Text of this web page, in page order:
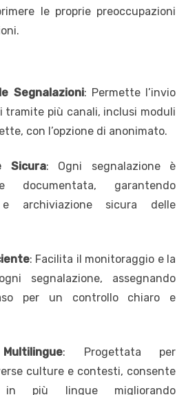
le proprie preoccupazioni
Segnalazioni: Permette l’invio
tramite più canali, inclusi moduli
con l’opzione di anonimato.
Sicura: Ogni segnalazione è
documentata, garantendo
e archiviazione sicura delle
: Facilita il monitoraggio e la
segnalazione, assegnando
per un controllo chiaro e
: Progettata per
culture e contesti, consente
in più lingue migliorando